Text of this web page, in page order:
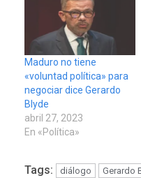
Maduro no tiene
«voluntad política» para
negociar dice Gerardo
Blyde
abril 27, 2023
En «Política»
Tags: diálogo Gerardo